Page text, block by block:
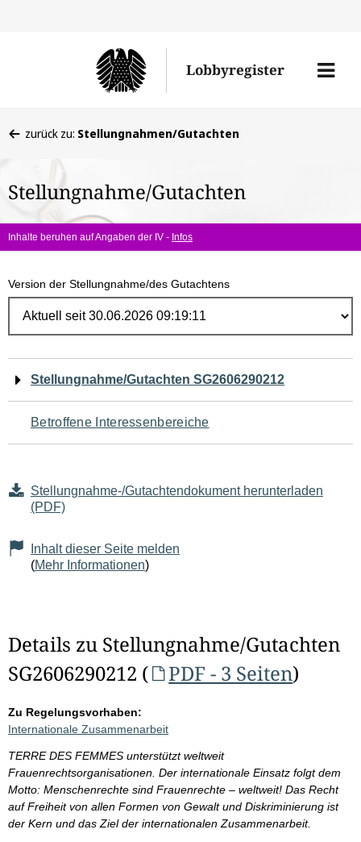
Lobbyregister
Menü
befinden
hier:
zurück zu: Stellungnahmen/Gutachten
Stellungnahme/Gutachten
Inhalte beruhen auf Angaben der IV - Infos
Version der Stellungnahme/des Gutachtens
Navigation
für
den
Seiteninhalt
Stellungnahme/Gutachten SG2606290212
Betroffene Interessenbereiche
Stellungnahme-/Gutachtendokument herunterladen
(PDF)
Inhalt dieser Seite melden
(Mehr Informationen)
Details zu Stellungnahme/Gutachten
SG2606290212 (
PDF - 3 Seiten)
Zu Regelungsvorhaben:
Internationale Zusammenarbeit
TERRE DES FEMMES unterstützt weltweit
Frauenrechtsorganisationen. Der internationale Einsatz folgt dem
Motto: Menschenrechte sind Frauenrechte – weltweit! Das Recht
auf Freiheit von allen Formen von Gewalt und Diskriminierung ist
der Kern und das Ziel der internationalen Zusammenarbeit.